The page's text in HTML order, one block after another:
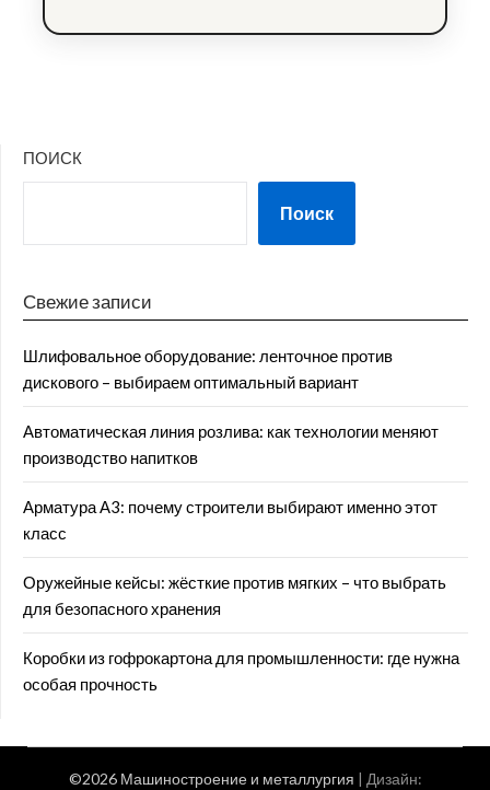
ПОИСК
Поиск
Свежие записи
Шлифовальное оборудование: ленточное против
дискового – выбираем оптимальный вариант
Автоматическая линия розлива: как технологии меняют
производство напитков
Арматура А3: почему строители выбирают именно этот
класс
Оружейные кейсы: жёсткие против мягких – что выбрать
для безопасного хранения
Коробки из гофрокартона для промышленности: где нужна
особая прочность
©2026 Машиностроение и металлургия | Дизайн: